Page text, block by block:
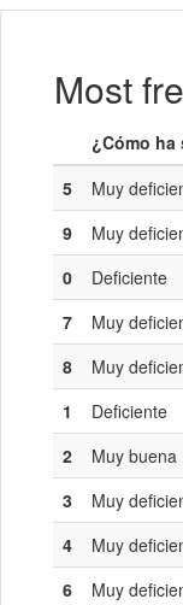
Most
¿Cómo
5
Muy
9
Muy
0
Deficiente
7
Muy
8
Muy
1
Deficiente
2
Muy buena
3
Muy
4
Muy
6
Muy